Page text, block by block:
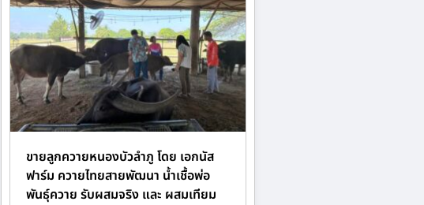
ขายลูกควายหนองบัวลำภู โดย เอกนัส
ฟาร์ม ควายไทยสายพัฒนา น้ำเชื้อพ่อ
พันธุ์ควาย รับผสมจริง และ ผสมเทียม